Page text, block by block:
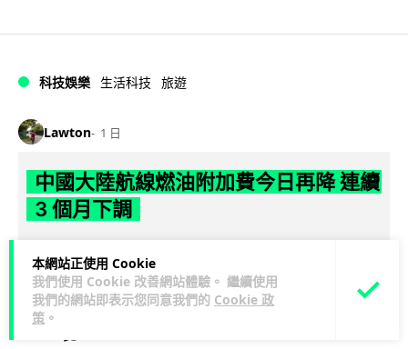
本網站正使用 Cookie
我們使用 Cookie 改善網站體驗。 繼續使用
我們的網站即表示您同意我們的 Cookie 政
策 。
科技娛樂 生活科技 旅遊
Lawton 1 日
中國大陸航線燃油附加費今日再降 連續
3 個月下調
陸多家航空公司自 8 月 5 日起再度下調內陸航線燃油附加費，
為年內連續第 3 個... 閱讀全文